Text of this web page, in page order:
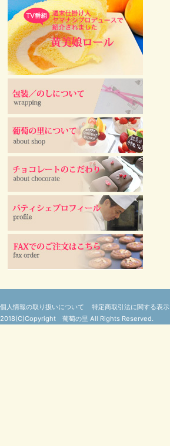
個人情報の取り扱いについて
特定商取引法に関する表示
2018(C)Copyright 葡萄の里 All Rights Reserved.